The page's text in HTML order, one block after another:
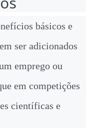
básicos e
ser adicionados
emprego ou
em competições
científicas e